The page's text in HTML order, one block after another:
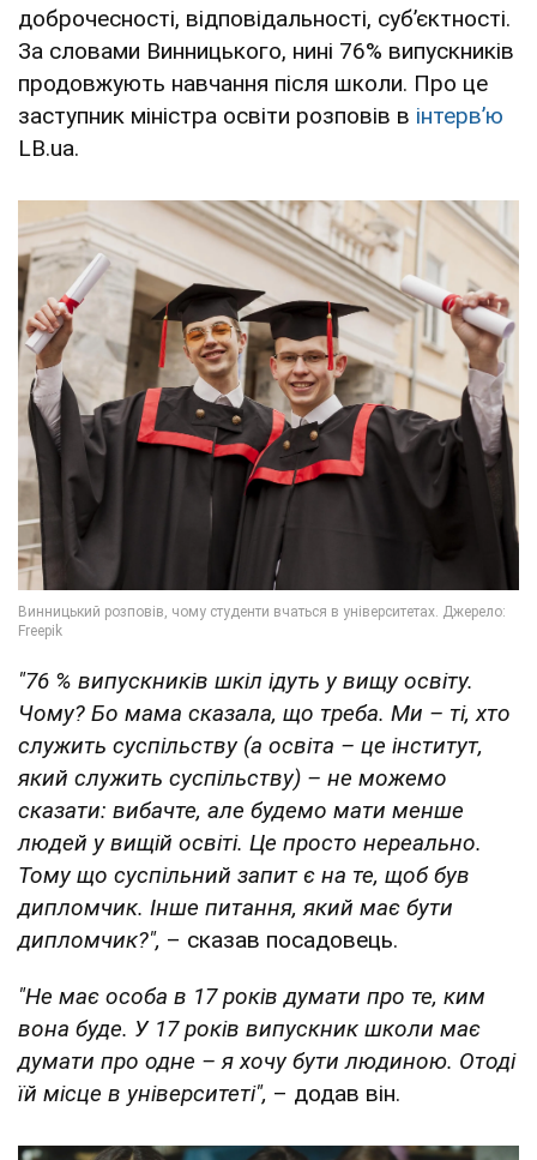
доброчесності, відповідальності, суб’єктності.
За словами Винницького, нині 76% випускників
продовжують навчання після школи. Про це
заступник міністра освіти розповів в інтерв’ю
LB.ua.
"76 % випускників шкіл ідуть у вищу освіту.
Чому? Бо мама сказала, що треба. Ми – ті, хто
служить суспільству (а освіта – це інститут,
який служить суспільству) – не можемо
сказати: вибачте, але будемо мати менше
людей у вищій освіті. Це просто нереально.
Тому що суспільний запит є на те, щоб був
дипломчик. Інше питання, який має бути
дипломчик?", – сказав посадовець.
"Не має особа в 17 років думати про те, ким
вона буде. У 17 років випускник школи має
думати про одне – я хочу бути людиною. Отоді
їй місце в університеті", – додав він.